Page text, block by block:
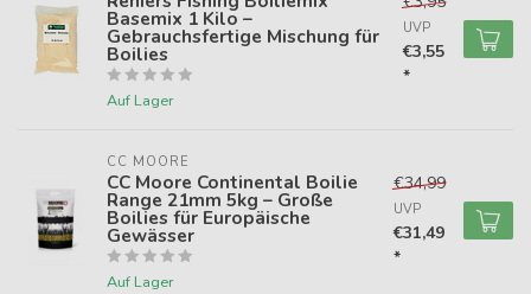
Basemix 1 Kilo –
Gebrauchsfertige Mischung für
Boilies
Auf Lager
UVP
€3,55
*
CC MOORE
CC Moore Continental Boilie
Range 21mm 5kg – Große
Boilies für Europäische
Gewässer
Auf Lager
€34,99
UVP
€31,49
*